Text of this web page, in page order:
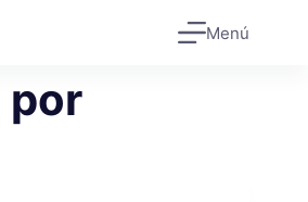
Menú
por